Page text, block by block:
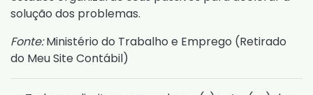
solução dos problemas.
Fonte:Ministério do Trabalho e Emprego (Retirado
do Meu Site Contábil)